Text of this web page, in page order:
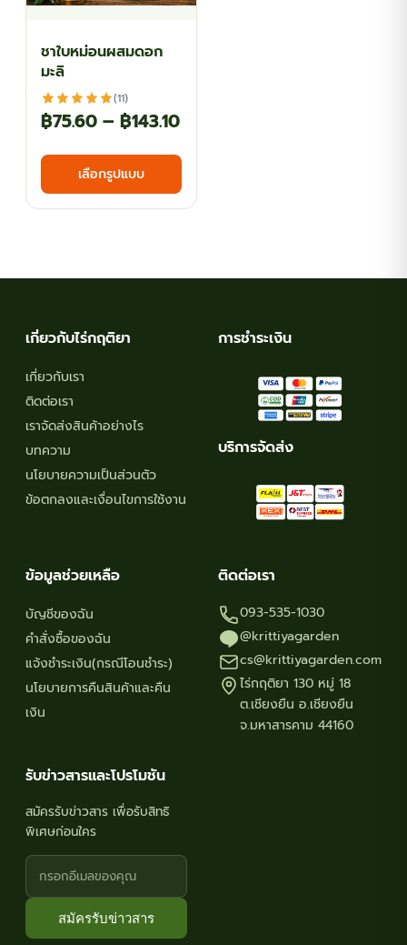
ชาใบหม่อนผสมดอก
มะลิ
(11)
฿75.60 – ฿143.10Price
range:
through
เลือกรูปแบบ
This
has
The
product
เกี่ยวกับไร่กฤติยา
เกี่ยวกับเรา
ติดต่อเรา
เราจัดส่งสินค้าอย่างไร
บทความ
นโยบายความเป็นส่วนตัว
ข้อตกลงและเงื่อนไขการใช้งาน
การชำระเงิน
บริการจัดส่ง
ข้อมูลช่วยเหลือ
บัญชีของฉัน
คำสั่งซื้อของฉัน
แจ้งชำระเงิน(กรณีโอนชำระ)
นโยบายการคืนสินค้าและคืน
เงิน
ติดต่อเรา
093-535-1030
@krittiyagarden
cs@krittiyagarden.com
ไร่กฤติยา 130 หมู่ 18
ต.เชียงยืน อ.เชียงยืน
จ.มหาสารคาม 44160
รับข่าวสารและโปรโมชัน
สมัครรับข่าวสาร เพื่อรับสิทธิ
พิเศษก่อนใคร
สมัครรับข่าวสาร